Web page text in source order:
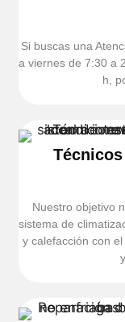
Si buscas una
a viernes de 7:30 a
h,
Nuestro objetivo
sistema de
y calefacción con